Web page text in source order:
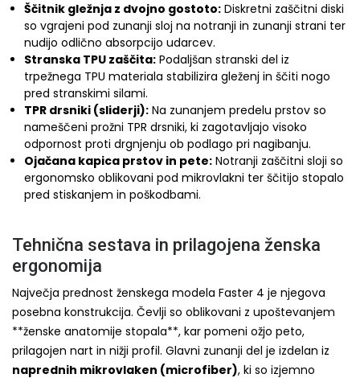
Ščitnik gležnja z dvojno gostoto: Diskretni zaščitni diski
so vgrajeni pod zunanji sloj na notranji in zunanji strani ter
nudijo odlično absorpcijo udarcev.
Stranska TPU zaščita: Podaljšan stranski del iz
trpežnega TPU materiala stabilizira gleženj in ščiti nogo
pred stranskimi silami.
TPR drsniki (sliderji): Na zunanjem predelu prstov so
nameščeni prožni TPR drsniki, ki zagotavljajo visoko
odpornost proti drgnjenju ob podlago pri nagibanju.
Ojačana kapica prstov in pete: Notranji zaščitni sloji so
ergonomsko oblikovani pod mikrovlakni ter ščitijo stopalo
pred stiskanjem in poškodbami.
Tehnična sestava in prilagojena ženska
ergonomija
Največja prednost ženskega modela Faster 4 je njegova
posebna konstrukcija. Čevlji so oblikovani z upoštevanjem
**ženske anatomije stopala**, kar pomeni ožjo peto,
prilagojen nart in nižji profil. Glavni zunanji del je izdelan iz
naprednih mikrovlaken (microfiber), ki so izjemno